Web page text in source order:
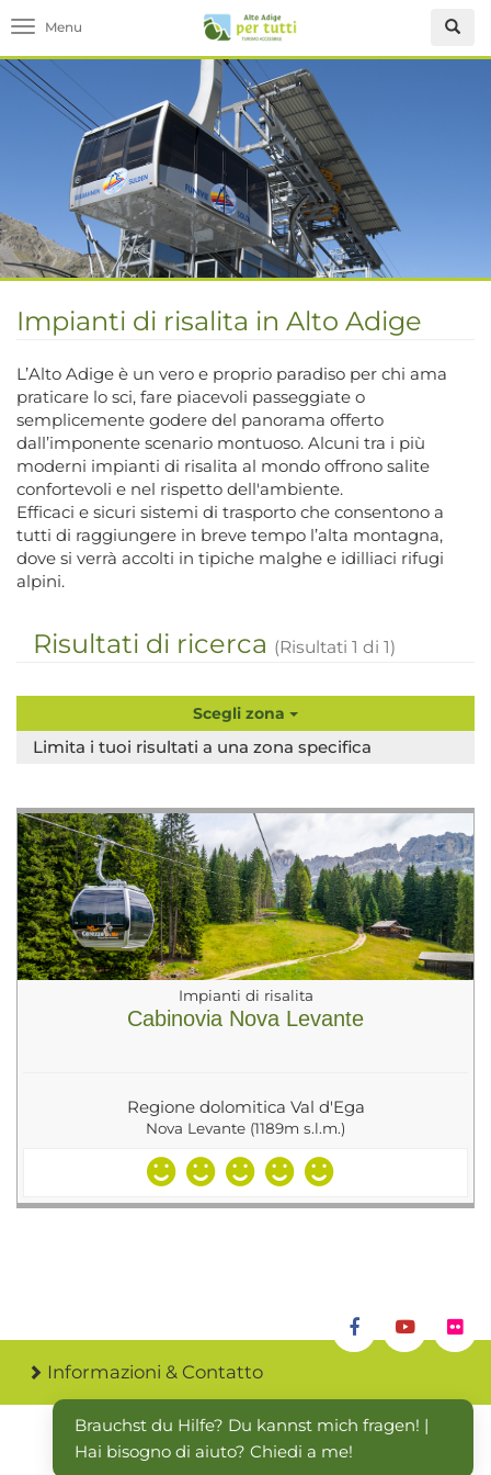
Toggle navigation
Impianti di risalita in Alto Adige
L’Alto Adige è un vero e proprio paradiso per chi ama
praticare lo sci, fare piacevoli passeggiate o
semplicemente godere del panorama offerto
dall’imponente scenario montuoso. Alcuni tra i più
moderni impianti di risalita al mondo offrono salite
confortevoli e nel rispetto dell'ambiente.
Efficaci e sicuri sistemi di trasporto che consentono a
tutti di raggiungere in breve tempo l’alta montagna,
dove si verrà accolti in tipiche malghe e idilliaci rifugi
alpini.
Risultati di ricerca (Risultati 1 di 1)
Scegli zona
Limita i tuoi risultati a una zona specifica
Impianti di risalita
Cabinovia Nova Levante
Regione dolomitica Val d'Ega
Nova Levante (1189m s.l.m.)
Informazioni & Contatto
Brauchst du Hilfe? Du kannst mich fragen! |
Hai bisogno di aiuto? Chiedi a me!